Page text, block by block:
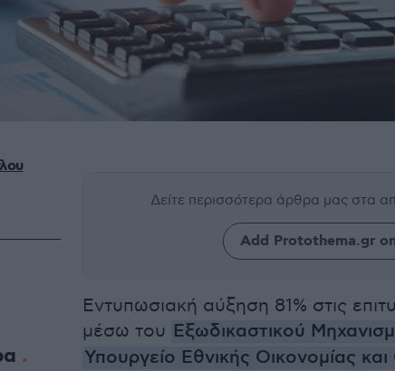
Δείτε περισσότερα άρθρα μας στα
Add Protothema.gr
Εντυπωσιακή αύξηση 81% στις
μέσω του Εξωδικαστικού
Υπουργείο Εθνικής Οικονομίας και